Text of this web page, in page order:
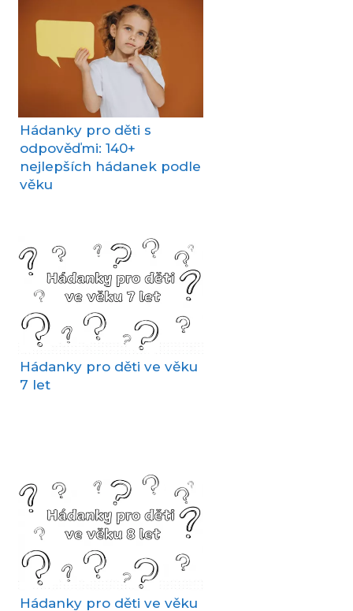
Hádanky pro děti s
odpověďmi: 140+
nejlepších hádanek podle
věku
Hádanky pro děti ve věku
7 let
Hádanky pro děti ve věku